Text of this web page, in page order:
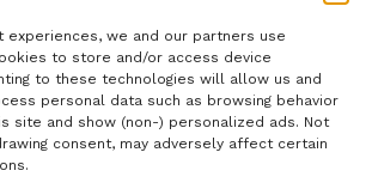
experiences, we and our partners use
to store and/or access device
to these technologies will allow us and
personal data such as browsing behavior
site and show (non-) personalized ads. Not
consent, may adversely affect certain
kulcsfontosságú táplálékforrást
élőhelye.
LOAD MORE